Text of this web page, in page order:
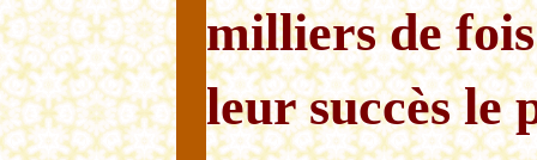
milliers de
leur succès le